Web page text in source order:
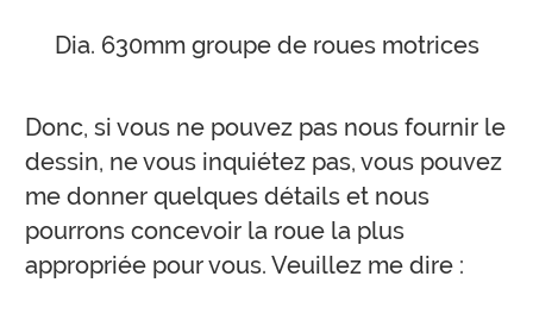
Dia. 630mm groupe de roues motrices
Donc, si vous ne pouvez pas nous fournir le
dessin, ne vous inquiétez pas, vous pouvez
me donner quelques détails et nous
pourrons concevoir la roue la plus
appropriée pour vous. Veuillez me dire :